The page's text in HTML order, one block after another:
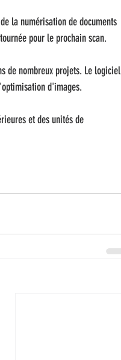
la numérisation de documents
pour le prochain scan.
de nombreux projets. Le logiciel
d'images.
et des unités de